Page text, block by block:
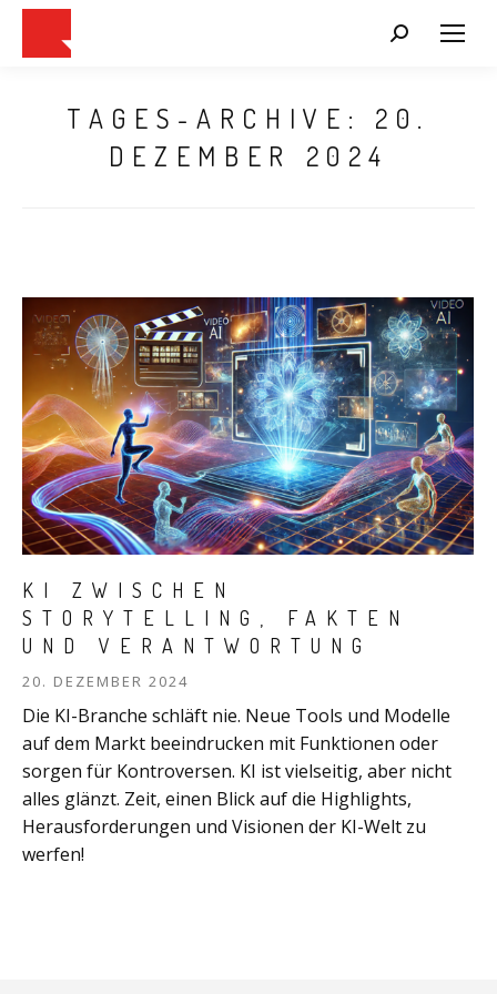
Search:
TAGES-ARCHIVE: 20.
DEZEMBER 2024
KI ZWISCHEN
STORYTELLING, FAKTEN
UND VERANTWORTUNG
20. DEZEMBER 2024
Die KI-Branche schläft nie. Neue Tools und Modelle
auf dem Markt beeindrucken mit Funktionen oder
sorgen für Kontroversen. KI ist vielseitig, aber nicht
alles glänzt. Zeit, einen Blick auf die Highlights,
Herausforderungen und Visionen der KI-Welt zu
werfen!